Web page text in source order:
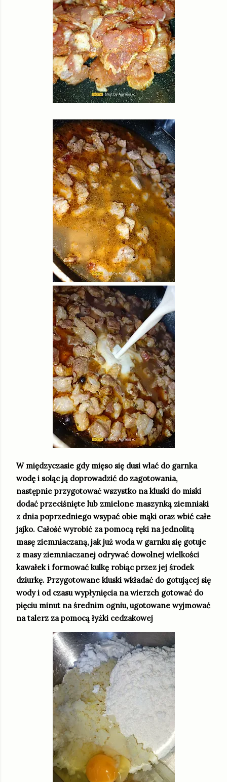
W międzyczasie gdy mięso się dusi wlać do garnka
wodę i soląc ją doprowadzić do zagotowania,
następnie przygotować wszystko na kluski do miski
dodać przeciśnięte lub zmielone maszynką ziemniaki
z dnia poprzedniego wsypać obie mąki oraz wbić całe
jajko. Całość wyrobić za pomocą ręki na jednolitą
masę ziemniaczaną, jak już woda w garnku się gotuje
z masy ziemniaczanej odrywać dowolnej wielkości
kawałek i formować kulkę robiąc przez jej środek
dziurkę. Przygotowane kluski wkładać do gotującej się
wody i od czasu wypłynięcia na wierzch gotować do
pięciu minut na średnim ogniu, ugotowane wyjmować
na talerz za pomocą łyżki cedzakowej